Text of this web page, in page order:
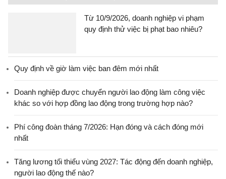
Từ 10/9/2026, doanh nghiệp vi phạm
quy định thử việc bị phạt bao nhiêu?
Quy định về giờ làm việc ban đêm mới nhất
Doanh nghiệp được chuyển người lao động làm công việc
khác so với hợp đồng lao động trong trường hợp nào?
Phí công đoàn tháng 7/2026: Hạn đóng và cách đóng mới
nhất
Tăng lương tối thiểu vùng 2027: Tác động đến doanh nghiệp,
người lao động thế nào?